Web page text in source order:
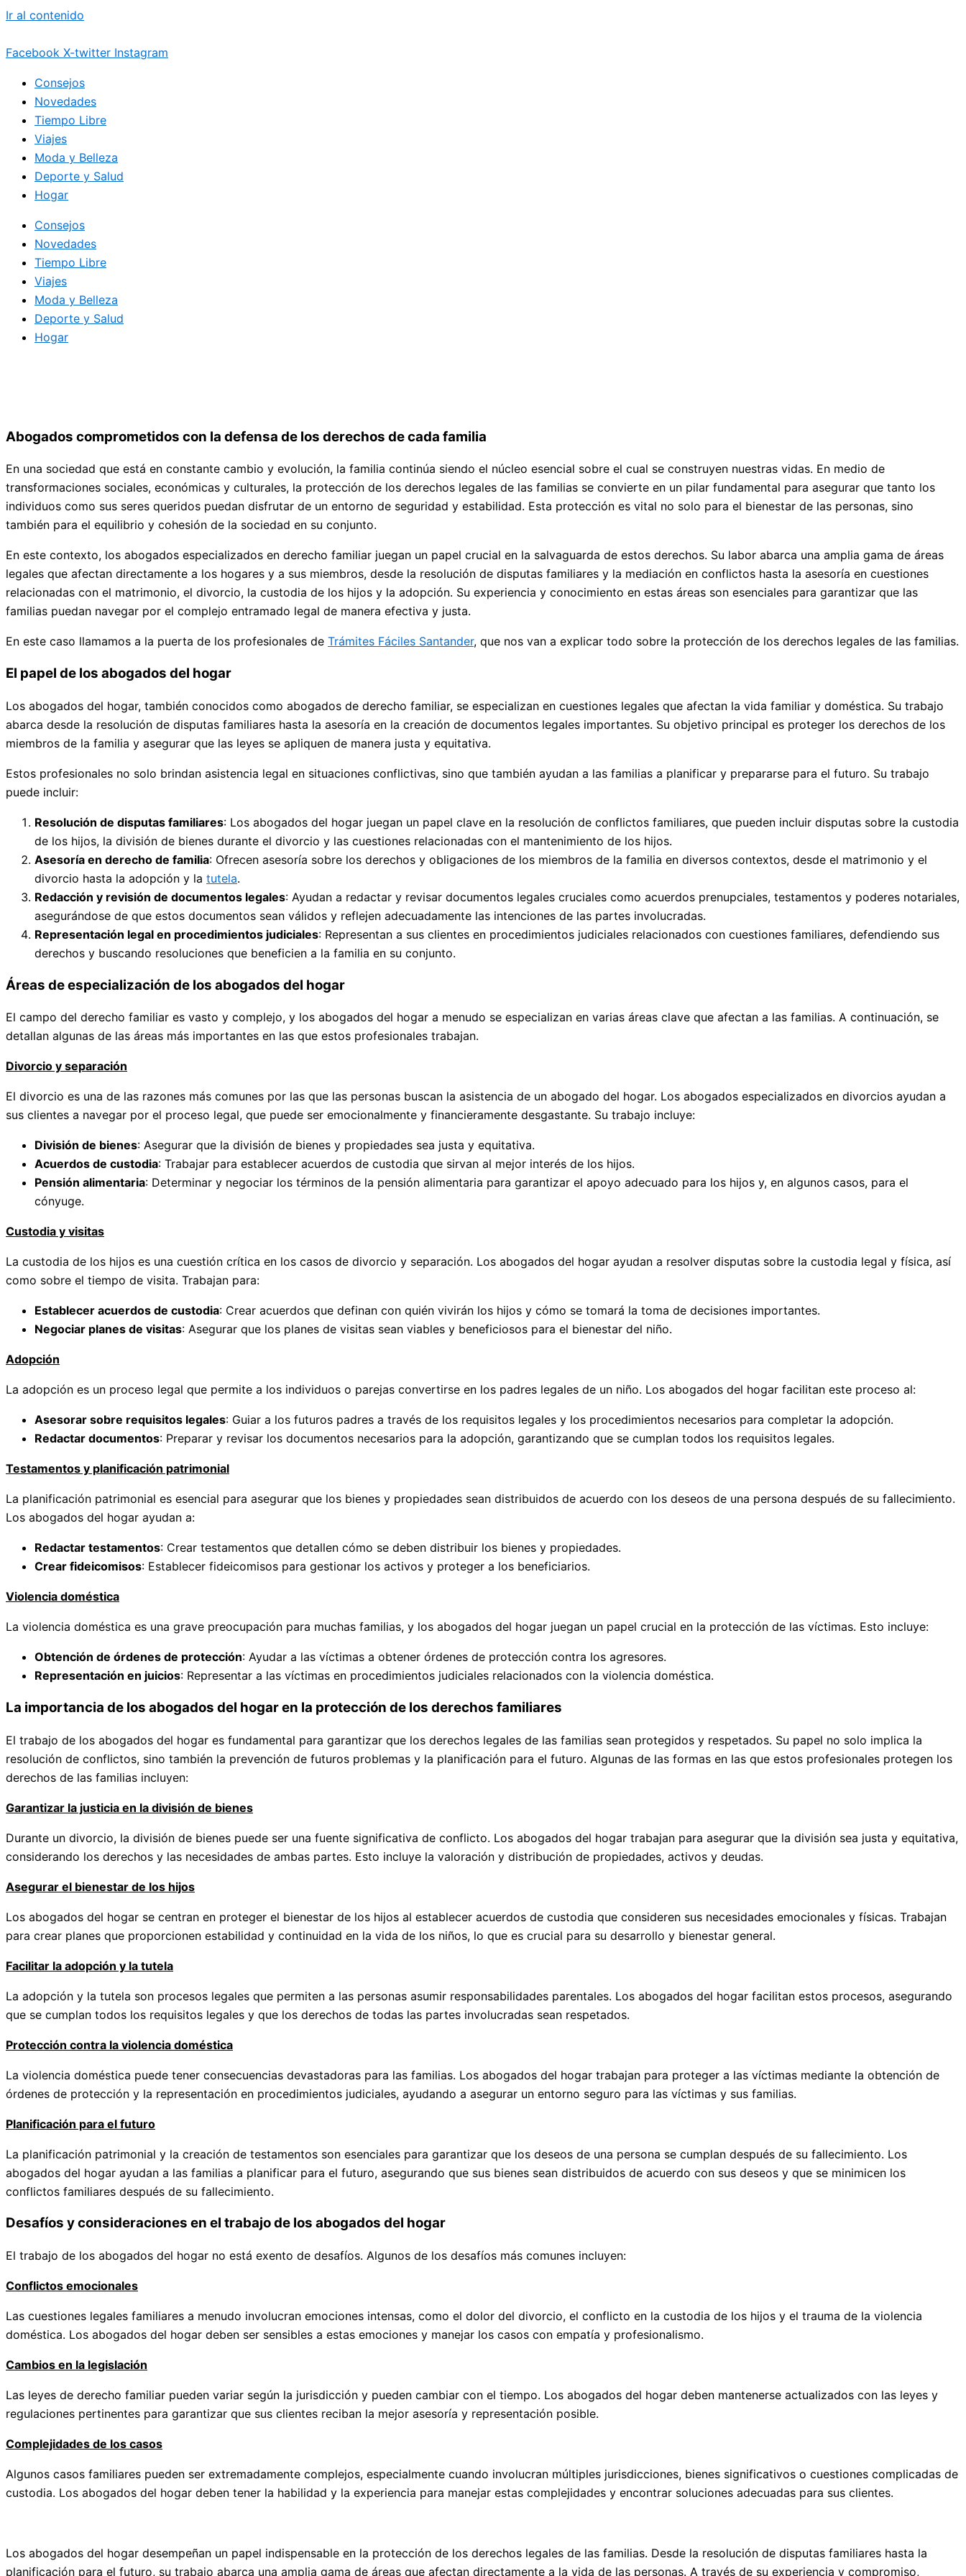
Ir al contenido
Facebook X-twitter Instagram
Consejos
Novedades
Tiempo Libre
Viajes
Moda y Belleza
Deporte y Salud
Hogar
Consejos
Novedades
Tiempo Libre
Viajes
Moda y Belleza
Deporte y Salud
Hogar
Abogados comprometidos con la defensa de los derechos de cada familia
En una sociedad que está en constante cambio y evolución, la familia continúa siendo el núcleo esencial sobre el cual se construyen nuestras vidas. En medio de
transformaciones sociales, económicas y culturales, la protección de los derechos legales de las familias se convierte en un pilar fundamental para asegurar que tanto los
individuos como sus seres queridos puedan disfrutar de un entorno de seguridad y estabilidad. Esta protección es vital no solo para el bienestar de las personas, sino
también para el equilibrio y cohesión de la sociedad en su conjunto.
En este contexto, los abogados especializados en derecho familiar juegan un papel crucial en la salvaguarda de estos derechos. Su labor abarca una amplia gama de áreas
legales que afectan directamente a los hogares y a sus miembros, desde la resolución de disputas familiares y la mediación en conflictos hasta la asesoría en cuestiones
relacionadas con el matrimonio, el divorcio, la custodia de los hijos y la adopción. Su experiencia y conocimiento en estas áreas son esenciales para garantizar que las
familias puedan navegar por el complejo entramado legal de manera efectiva y justa.
En este caso llamamos a la puerta de los profesionales de Trámites Fáciles Santander, que nos van a explicar todo sobre la protección de los derechos legales de las familias.
El papel de los abogados del hogar
Los abogados del hogar, también conocidos como abogados de derecho familiar, se especializan en cuestiones legales que afectan la vida familiar y doméstica. Su trabajo
abarca desde la resolución de disputas familiares hasta la asesoría en la creación de documentos legales importantes. Su objetivo principal es proteger los derechos de los
miembros de la familia y asegurar que las leyes se apliquen de manera justa y equitativa.
Estos profesionales no solo brindan asistencia legal en situaciones conflictivas, sino que también ayudan a las familias a planificar y prepararse para el futuro. Su trabajo
puede incluir:
Resolución de disputas familiares: Los abogados del hogar juegan un papel clave en la resolución de conflictos familiares, que pueden incluir disputas sobre la custodia
de los hijos, la división de bienes durante el divorcio y las cuestiones relacionadas con el mantenimiento de los hijos.
Asesoría en derecho de familia: Ofrecen asesoría sobre los derechos y obligaciones de los miembros de la familia en diversos contextos, desde el matrimonio y el
divorcio hasta la adopción y la tutela.
Redacción y revisión de documentos legales: Ayudan a redactar y revisar documentos legales cruciales como acuerdos prenupciales, testamentos y poderes notariales,
asegurándose de que estos documentos sean válidos y reflejen adecuadamente las intenciones de las partes involucradas.
Representación legal en procedimientos judiciales: Representan a sus clientes en procedimientos judiciales relacionados con cuestiones familiares, defendiendo sus
derechos y buscando resoluciones que beneficien a la familia en su conjunto.
Áreas de especialización de los abogados del hogar
El campo del derecho familiar es vasto y complejo, y los abogados del hogar a menudo se especializan en varias áreas clave que afectan a las familias. A continuación, se
detallan algunas de las áreas más importantes en las que estos profesionales trabajan.
Divorcio y separación
El divorcio es una de las razones más comunes por las que las personas buscan la asistencia de un abogado del hogar. Los abogados especializados en divorcios ayudan a
sus clientes a navegar por el proceso legal, que puede ser emocionalmente y financieramente desgastante. Su trabajo incluye:
División de bienes: Asegurar que la división de bienes y propiedades sea justa y equitativa.
Acuerdos de custodia: Trabajar para establecer acuerdos de custodia que sirvan al mejor interés de los hijos.
Pensión alimentaria: Determinar y negociar los términos de la pensión alimentaria para garantizar el apoyo adecuado para los hijos y, en algunos casos, para el
cónyuge.
Custodia y visitas
La custodia de los hijos es una cuestión crítica en los casos de divorcio y separación. Los abogados del hogar ayudan a resolver disputas sobre la custodia legal y física, así
como sobre el tiempo de visita. Trabajan para:
Establecer acuerdos de custodia: Crear acuerdos que definan con quién vivirán los hijos y cómo se tomará la toma de decisiones importantes.
Negociar planes de visitas: Asegurar que los planes de visitas sean viables y beneficiosos para el bienestar del niño.
Adopción
La adopción es un proceso legal que permite a los individuos o parejas convertirse en los padres legales de un niño. Los abogados del hogar facilitan este proceso al:
Asesorar sobre requisitos legales: Guiar a los futuros padres a través de los requisitos legales y los procedimientos necesarios para completar la adopción.
Redactar documentos: Preparar y revisar los documentos necesarios para la adopción, garantizando que se cumplan todos los requisitos legales.
Testamentos y planificación patrimonial
La planificación patrimonial es esencial para asegurar que los bienes y propiedades sean distribuidos de acuerdo con los deseos de una persona después de su fallecimiento.
Los abogados del hogar ayudan a:
Redactar testamentos: Crear testamentos que detallen cómo se deben distribuir los bienes y propiedades.
Crear fideicomisos: Establecer fideicomisos para gestionar los activos y proteger a los beneficiarios.
Violencia doméstica
La violencia doméstica es una grave preocupación para muchas familias, y los abogados del hogar juegan un papel crucial en la protección de las víctimas. Esto incluye:
Obtención de órdenes de protección: Ayudar a las víctimas a obtener órdenes de protección contra los agresores.
Representación en juicios: Representar a las víctimas en procedimientos judiciales relacionados con la violencia doméstica.
La importancia de los abogados del hogar en la protección de los derechos familiares
El trabajo de los abogados del hogar es fundamental para garantizar que los derechos legales de las familias sean protegidos y respetados. Su papel no solo implica la
resolución de conflictos, sino también la prevención de futuros problemas y la planificación para el futuro. Algunas de las formas en las que estos profesionales protegen los
derechos de las familias incluyen:
Garantizar la justicia en la división de bienes
Durante un divorcio, la división de bienes puede ser una fuente significativa de conflicto. Los abogados del hogar trabajan para asegurar que la división sea justa y equitativa,
considerando los derechos y las necesidades de ambas partes. Esto incluye la valoración y distribución de propiedades, activos y deudas.
Asegurar el bienestar de los hijos
Los abogados del hogar se centran en proteger el bienestar de los hijos al establecer acuerdos de custodia que consideren sus necesidades emocionales y físicas. Trabajan
para crear planes que proporcionen estabilidad y continuidad en la vida de los niños, lo que es crucial para su desarrollo y bienestar general.
Facilitar la adopción y la tutela
La adopción y la tutela son procesos legales que permiten a las personas asumir responsabilidades parentales. Los abogados del hogar facilitan estos procesos, asegurando
que se cumplan todos los requisitos legales y que los derechos de todas las partes involucradas sean respetados.
Protección contra la violencia doméstica
La violencia doméstica puede tener consecuencias devastadoras para las familias. Los abogados del hogar trabajan para proteger a las víctimas mediante la obtención de
órdenes de protección y la representación en procedimientos judiciales, ayudando a asegurar un entorno seguro para las víctimas y sus familias.
Planificación para el futuro
La planificación patrimonial y la creación de testamentos son esenciales para garantizar que los deseos de una persona se cumplan después de su fallecimiento. Los
abogados del hogar ayudan a las familias a planificar para el futuro, asegurando que sus bienes sean distribuidos de acuerdo con sus deseos y que se minimicen los
conflictos familiares después de su fallecimiento.
Desafíos y consideraciones en el trabajo de los abogados del hogar
El trabajo de los abogados del hogar no está exento de desafíos. Algunos de los desafíos más comunes incluyen:
Conflictos emocionales
Las cuestiones legales familiares a menudo involucran emociones intensas, como el dolor del divorcio, el conflicto en la custodia de los hijos y el trauma de la violencia
doméstica. Los abogados del hogar deben ser sensibles a estas emociones y manejar los casos con empatía y profesionalismo.
Cambios en la legislación
Las leyes de derecho familiar pueden variar según la jurisdicción y pueden cambiar con el tiempo. Los abogados del hogar deben mantenerse actualizados con las leyes y
regulaciones pertinentes para garantizar que sus clientes reciban la mejor asesoría y representación posible.
Complejidades de los casos
Algunos casos familiares pueden ser extremadamente complejos, especialmente cuando involucran múltiples jurisdicciones, bienes significativos o cuestiones complicadas de
custodia. Los abogados del hogar deben tener la habilidad y la experiencia para manejar estas complejidades y encontrar soluciones adecuadas para sus clientes.
Los abogados del hogar desempeñan un papel indispensable en la protección de los derechos legales de las familias. Desde la resolución de disputas familiares hasta la
planificación para el futuro, su trabajo abarca una amplia gama de áreas que afectan directamente a la vida de las personas. A través de su experiencia y compromiso,